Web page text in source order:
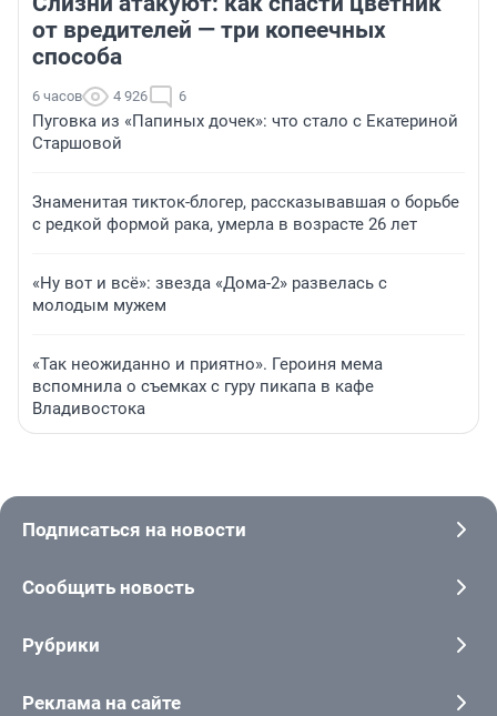
от вредителей — три копеечных
способа
6 часов 4 926 6
Пуговка из «Папиных дочек»: что стало с Екатериной
Старшовой
Знаменитая тикток-блогер, рассказывавшая о борьбе
с редкой формой рака, умерла в возрасте 26 лет
«Ну вот и всё»: звезда «Дома-2» развелась с
молодым мужем
«Так неожиданно и приятно». Героиня мема
вспомнила о съемках с гуру пикапа в кафе
Владивостока
Подписаться на новости
Сообщить новость
Рубрики
Реклама на сайте